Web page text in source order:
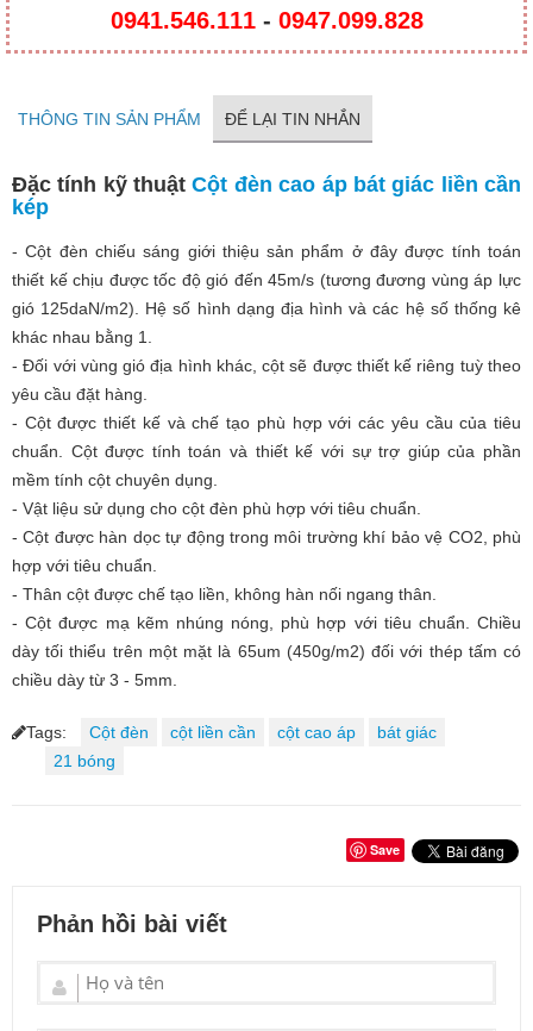
0941.546.111- 0947.099.828​
THÔNG TIN SẢN PHẨM ĐỂ LẠI TIN NHẮN
Đặc tính kỹ thuậtCột đèn cao áp bát giác liền cần
kép
- Cột đèn chiếu sáng giới thiệu sản phẩm ở đây được tính toán
thiết kế chịu được tốc độ gió đến 45m/s (tương đương vùng áp lực
gió 125daN/m2). Hệ số hình dạng địa hình và các hệ số thống kê
khác nhau bằng 1.
- Đối với vùng gió địa hình khác, cột sẽ được thiết kế riêng tuỳ theo
yêu cầu đặt hàng.
- Cột được thiết kế và chế tạo phù hợp với các yêu cầu của tiêu
chuẩn. Cột được tính toán và thiết kế với sự trợ giúp của phần
mềm tính cột chuyên dụng.
- Vật liệu sử dụng cho cột đèn phù hợp với tiêu chuẩn.
- Cột được hàn dọc tự động trong môi trường khí bảo vệ CO2, phù
hợp với tiêu chuẩn.
- Thân cột được chế tạo liền, không hàn nối ngang thân.
- Cột được mạ kẽm nhúng nóng, phù hợp với tiêu chuẩn. Chiều
dày tối thiểu trên một mặt là 65um (450g/m2) đối với thép tấm có
chiều dày từ 3 - 5mm.
Tags: Cột đèn cột liền cần cột cao áp
bát giác
21 bóng
Save
Phản hồi bài viết